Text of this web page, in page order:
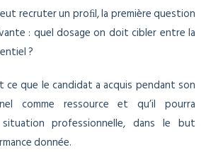
recruter un proﬁl, la première question
: quel dosage on doit cibler entre la
?
ce que le candidat a acquis pendant son
comme ressource et qu’il pourra
professionnelle, dans le but
donnée.